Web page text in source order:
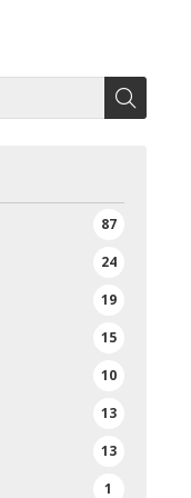
87
24
19
15
10
13
13
1